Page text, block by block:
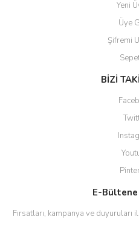
Yeni
Üye
Şifremi
BİZİ
E-Bültene
Fırsatları, kampanya ve